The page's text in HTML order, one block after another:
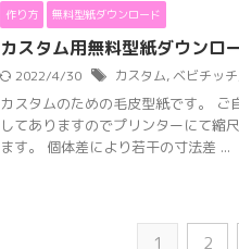
作り方 無料型紙ダウンロード
カスタム用無料型紙ダウンロ
2022/4/30 カスタム, ベビチッチ
カスタムのための毛皮型紙です。 ご
してありますのでプリンターにて縮
ます。 個体差により若干の寸法差 ...
1 2